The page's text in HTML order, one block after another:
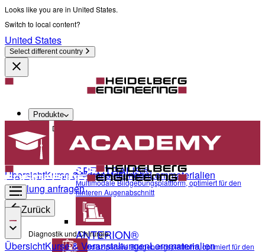
Looks like you are in United States.
Switch to local content?
United States
Select different country
Produkte
Diagnostik und Chirurgie
SPECTRALIS®
Multimodale Bildgebungsplattform, optimiert für den
hinteren Augenabschnitt
ANTERION®
Multidisziplinäre Bildgebungsplattform, optimiert für den
ÜbersichtKurse & VeranstaltungenLernmaterialien
Schulung anfragen
Zurück
Diagnostik und Chirurgie
ÜbersichtKurse & VeranstaltungenLernmaterialien